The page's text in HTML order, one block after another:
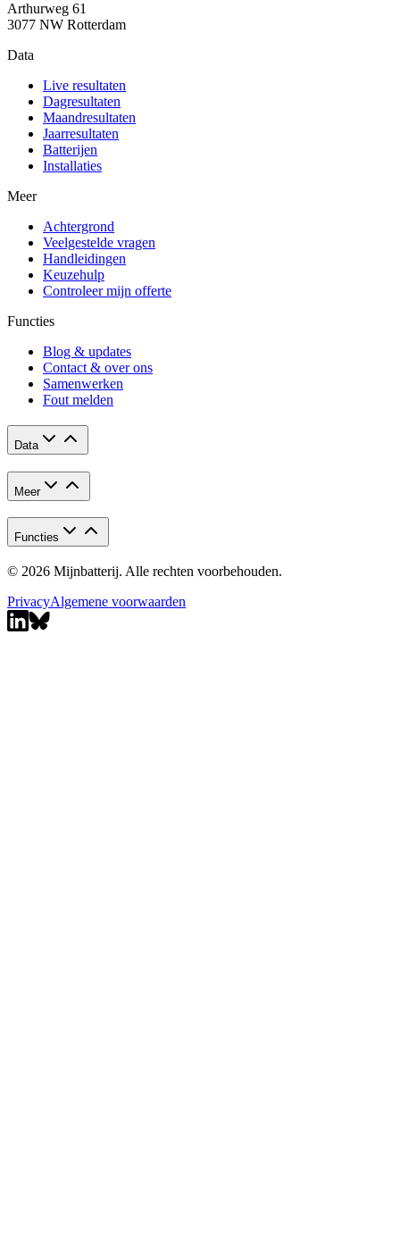
Arthurweg 61
3077 NW Rotterdam
Data
Live resultaten
Dagresultaten
Maandresultaten
Jaarresultaten
Batterijen
Installaties
Meer
Achtergrond
Veelgestelde vragen
Handleidingen
Keuzehulp
Controleer mijn offerte
Functies
Blog & updates
Contact & over ons
Samenwerken
Fout melden
Data
Meer
Functies
© 2026 Mijnbatterij. Alle rechten voorbehouden.
PrivacyAlgemene voorwaarden